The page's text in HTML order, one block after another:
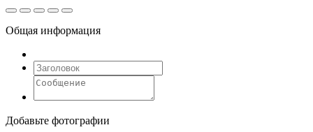
Общая информация
Добавьте фотографии